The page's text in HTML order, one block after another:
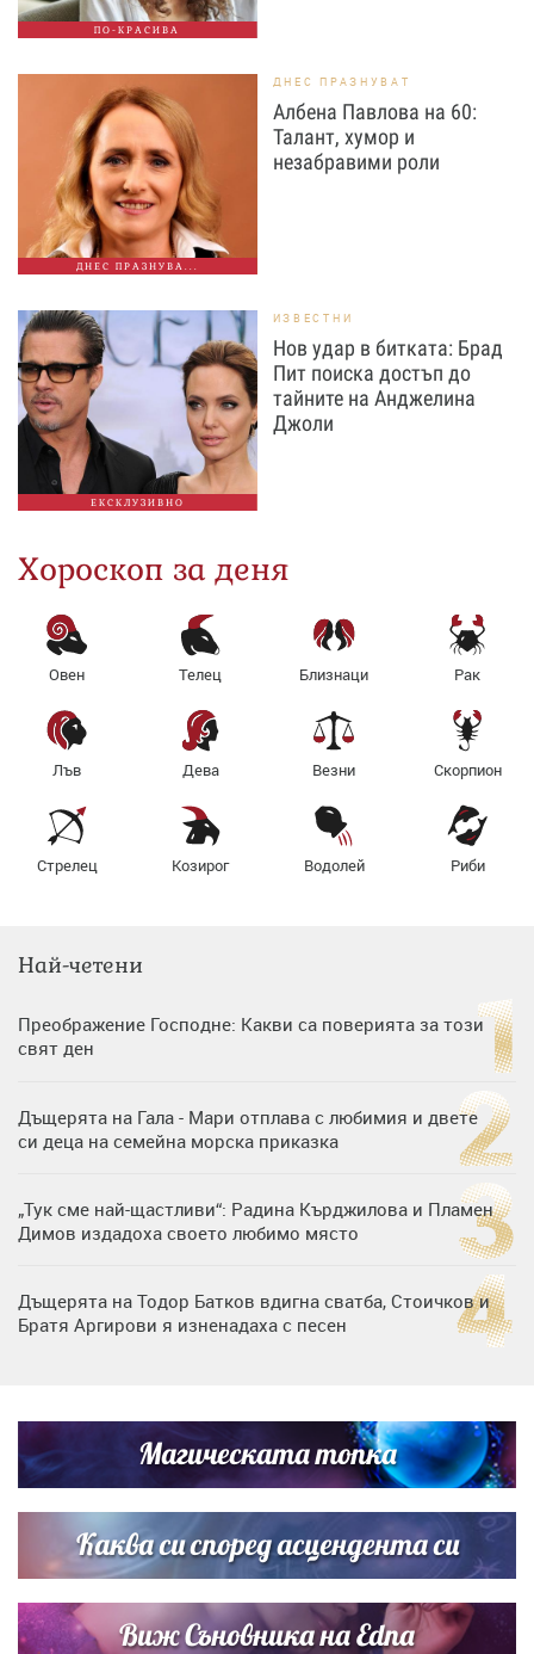
ПО-КРАСИВА
ДНЕС ПРАЗНУВА...
ДНЕС ПРАЗНУВАТ
Албена Павлова на 60:
Талант, хумор и
незабравими роли
ЕКСКЛУЗИВНО
ИЗВЕСТНИ
Нов удар в битката: Брад
Пит поиска достъп до
тайните на Анджелина
Джоли
Хороскоп за деня
Овен Телец Близнаци Рак
Лъв Дева Везни Скорпион
Стрелец Козирог Водолей Риби
Най-четени
Преображение Господне: Какви са поверията за този
свят ден
Дъщерята на Гала - Мари отплава с любимия и двете
си деца на семейна морска приказка
„Тук сме най-щастливи“: Радина Кърджилова и Пламен
Димов издадоха своето любимо място
Дъщерята на Тодор Батков вдигна сватба, Стоичков и
Братя Аргирови я изненадаха с песен
Списъкът е ясен: Джей Ло и Риана във ВИП гостите на
сватбата на Роналдо
Магическата топка
Каква си според асцендента си
Виж Съновника на Edna